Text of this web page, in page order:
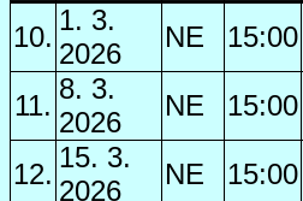
10.
1. 3.
2026
NE 15:00
11.
8. 3.
2026
NE 15:00
12.
15. 3.
2026
NE 15:00